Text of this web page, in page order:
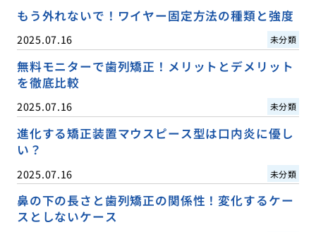
もう外れないで！ワイヤー固定方法の種類と強度
2025.07.16 未分類
無料モニターで歯列矯正！メリットとデメリット
を徹底比較
2025.07.16 未分類
進化する矯正装置マウスピース型は口内炎に優し
い？
2025.07.16 未分類
鼻の下の長さと歯列矯正の関係性！変化するケー
スとしないケース